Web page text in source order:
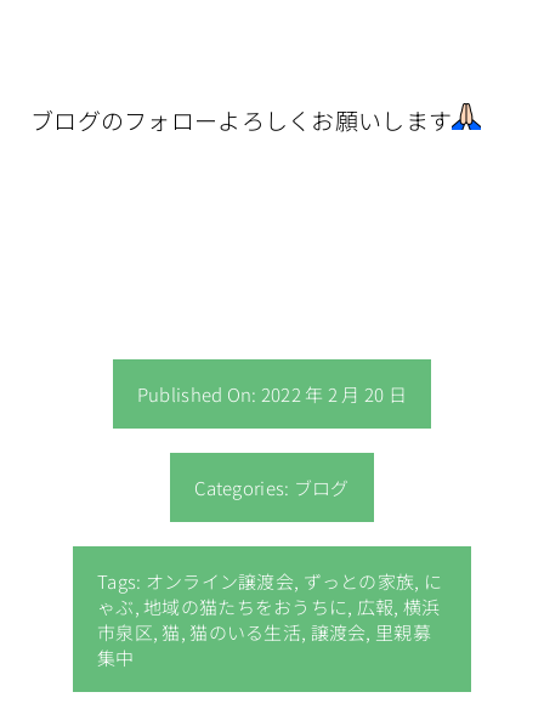
ブログのフォローよろしくお願いします
Published On: 2022 年 2 月 20 日
Categories: ブログ
Tags: オンライン譲渡会, ずっとの家族, に
ゃぶ,地域の猫たちをおうちに, 広報,横浜
市泉区, 猫, 猫のいる生活, 譲渡会, 里親募
集中